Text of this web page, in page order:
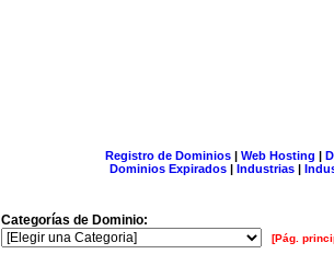
Registro de Dominios| Web Hosting |
Dominios Expirados | Industrias |
Categorías de Dominio:
[Pág.